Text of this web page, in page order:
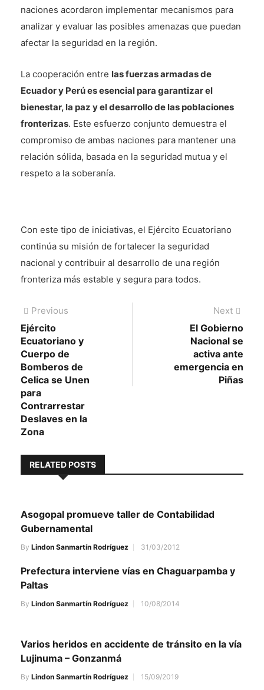
naciones acordaron implementar mecanismos para
analizar y evaluar las posibles amenazas que puedan
afectar la seguridad en la región.
La cooperación entre las fuerzas armadas de
Ecuador y Perú es esencial para garantizar el
bienestar, la paz y el desarrollo de las poblaciones
fronterizas. Este esfuerzo conjunto demuestra el
compromiso de ambas naciones para mantener una
relación sólida, basada en la seguridad mutua y el
respeto a la soberanía.
Con este tipo de iniciativas, el Ejército Ecuatoriano
continúa su misión de fortalecer la seguridad
nacional y contribuir al desarrollo de una región
fronteriza más estable y segura para todos.
Navegación
de
entradas
Previous
Ejército
Ecuatoriano y
Cuerpo de
Bomberos de
Celica se Unen
para
Contrarrestar
Deslaves en la
Zona
Next
post:
El Gobierno
Nacional se
activa ante
emergencia en
Piñas
RELATED POSTS
Asogopal promueve taller de Contabilidad
Gubernamental
By Lindon Sanmartín Rodríguez 31/03/2012
Prefectura interviene vías en Chaguarpamba y
Paltas
By Lindon Sanmartín Rodríguez 10/08/2014
Varios heridos en accidente de tránsito en la vía
Lujinuma – Gonzanmá
By Lindon Sanmartín Rodríguez 15/09/2019